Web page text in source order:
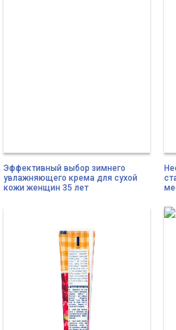
Эффективный выбор зимнего
увлажняющего крема для сухой
кожи женщин 35 лет